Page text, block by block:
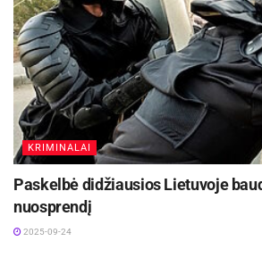
KRIMINALAI
Paskelbė didžiausios Lietuvoje
nuosprendį
2025-09-24